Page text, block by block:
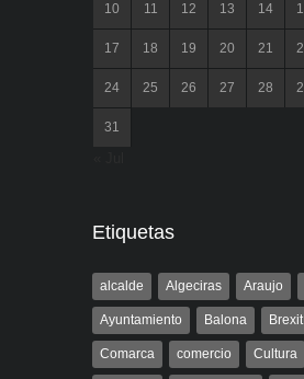
10 11 12 13 14
17 18 19 20 21
24 25 26 27 28
31
Etiquetas
alcalde Algeciras Araujo
Ayuntamiento Balona Brexit
Comarca comercio Cultura